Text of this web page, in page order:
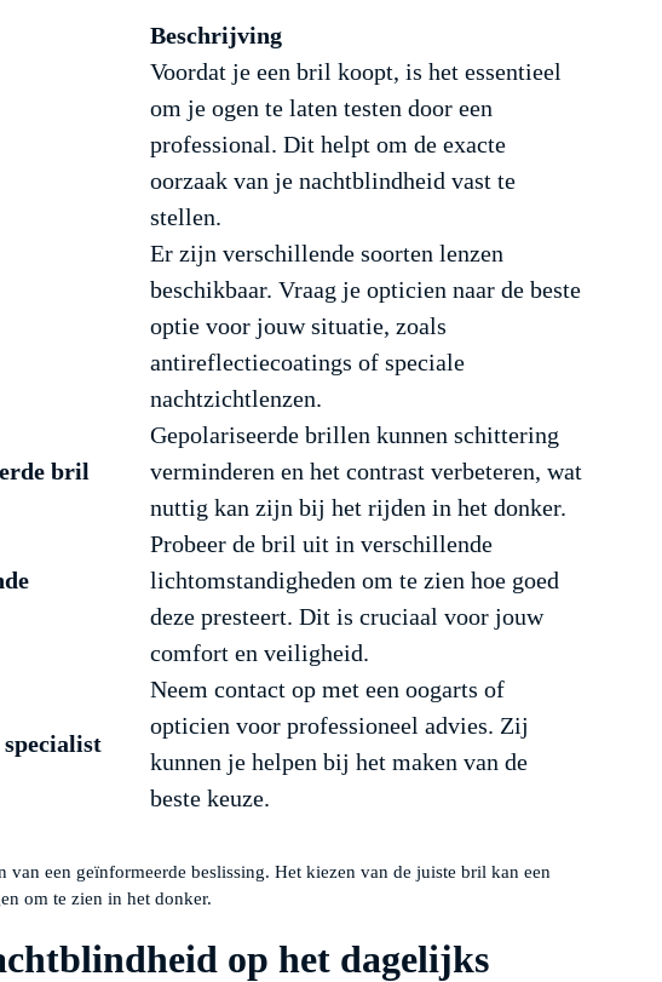
Beschrijving
Voordat je een bril koopt, is het essentieel
om je ogen te laten testen door een
professional. Dit helpt om de exacte
oorzaak van je nachtblindheid vast te
stellen.
Er zijn verschillende soorten lenzen
beschikbaar. Vraag je opticien naar de beste
optie voor jouw situatie, zoals
antireflectiecoatings of speciale
nachtzichtlenzen.
bril
Gepolariseerde brillen kunnen schittering
verminderen en het contrast verbeteren, wat
nuttig kan zijn bij het rijden in het donker.
Probeer de bril uit in verschillende
lichtomstandigheden om te zien hoe goed
deze presteert. Dit is cruciaal voor jouw
comfort en veiligheid.
specialist
Neem contact op met een oogarts of
opticien voor professioneel advies. Zij
kunnen je helpen bij het maken van de
beste keuze.
een geïnformeerde beslissing. Het kiezen van de juiste bril kan een
om te zien in het donker.
op het dagelijks